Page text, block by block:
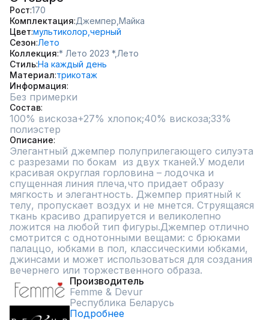
Рост 170
Комплектация Джемпер, Майка
Цвет мультиколор, черный
Сезон Лето
Коллекция * Лето 2023 *, Лето
СтильНа каждый день
Материал трикотаж
Информация
Без примерки
Состав
100% вискоза+27% хлопок;40% вискоза;33%
полиэстер
Описание
Элегантный джемпер полуприлегающего силуэта
с разрезами по бокам  из двух тканей.У модели
красивая округлая горловина – лодочка и
спущенная линия плеча,что придает образу
мягкость и элегантность. Джемпер приятный к
телу, пропускает воздух и не мнется. Струящаяся
ткань красиво драпируется и великолепно
ложится на любой тип фигуры.Джемпер отлично
смотрится с однотонными вещами: с брюками
палаццо, юбками в пол, классическими юбками,
джинсами и может использоваться для создания
вечернего или торжественного образа.
Производитель
Femme & Devur
Республика Беларусь
Подробнее